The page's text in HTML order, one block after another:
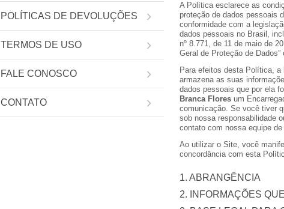
POLÍTICAS DE DEVOLUÇÕES
TERMOS DE USO
FALE CONOSCO
CONTATO
A Política esclarece as
proteção de dados pessoais
conformidade com a
dados pessoais no Brasil,
nº 8.771, de 11 de maio de
Geral de Proteção de Dados”
Para efeitos desta Política, a
armazena as suas
dados pessoais que por ela
Branca Flores um
comunicação. Se você tiver
sob nossa responsabilidade
contato com nossa equipe
Ao utilizar o Site, você
concordância com esta
1. ABRANGÊNCIA
2. INFORMAÇÕES